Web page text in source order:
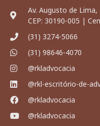
Av. Augusto de Lima,
CEP: 30190-005 |
(31) 3274-5066
(31) 98646-4070
@rkladvocacia
@rkl-escritório-de-
@rkladvocacia
@rkladvocacia